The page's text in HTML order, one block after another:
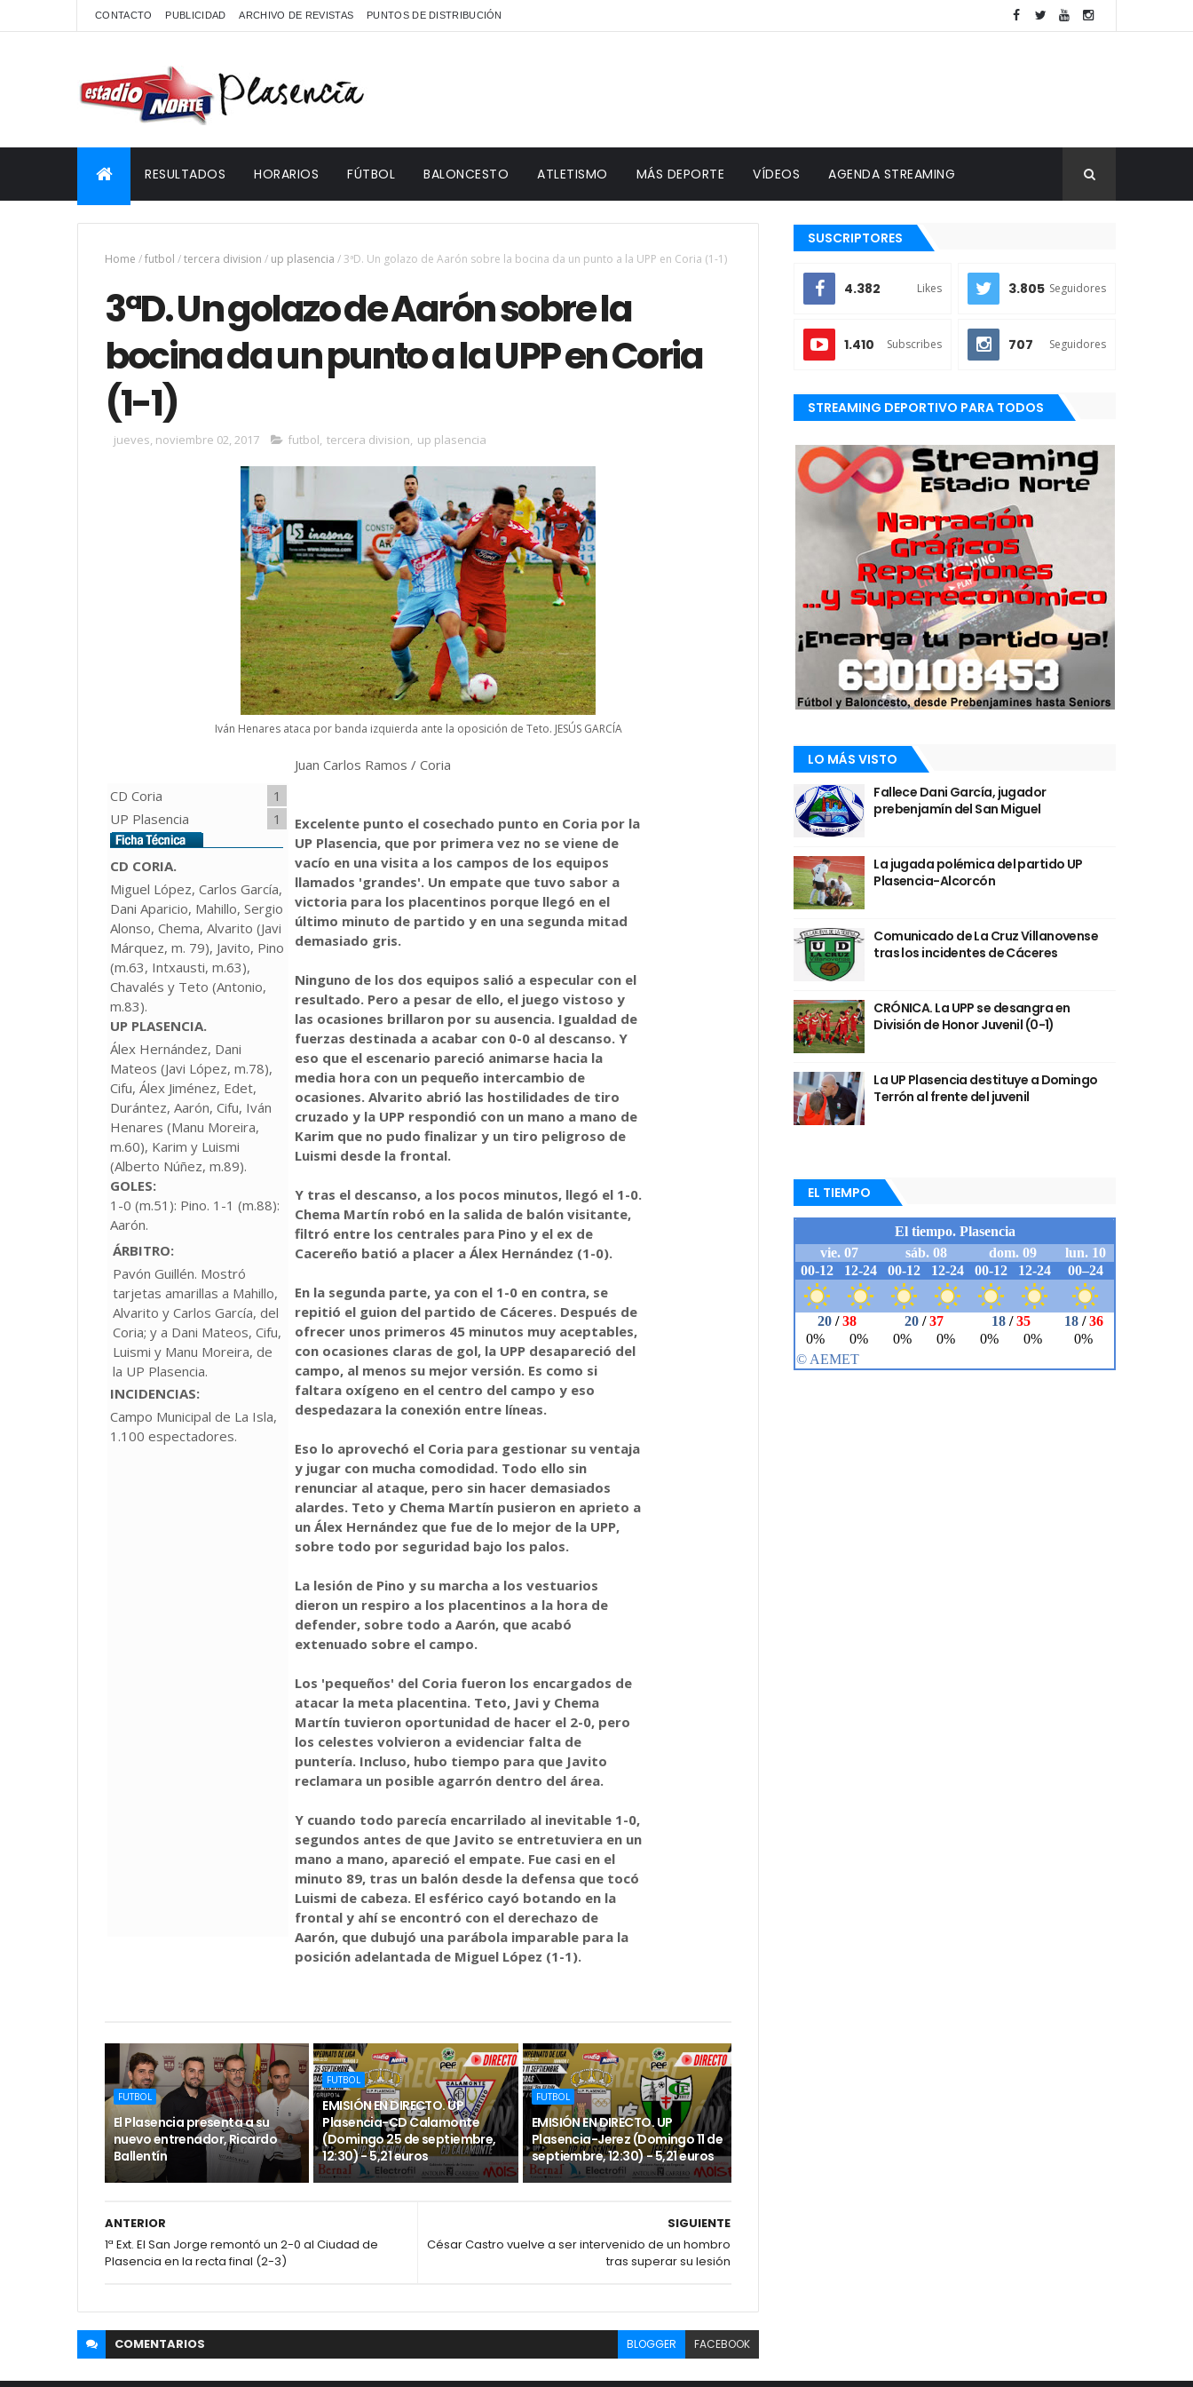
CONTACTO PUBLICIDAD ARCHIVO DE REVISTAS PUNTOS DE DISTRIBUCIÓN
RESULTADOS HORARIOS FÚTBOL BALONCESTO ATLETISMO MÁS DEPORTE VÍDEOS AGENDA STREAMING
Home /futbol /tercera division / up plasencia /3ªD. Un golazo de Aarón sobre la bocina da un punto a la UPP en Coria (1-1)
3ªD. Un golazo de Aarón sobre la
bocina da un punto a la UPP en Coria
(1-1)
jueves, noviembre 02, 2017 futbol, tercera division, up plasencia
Iván Henares ataca por banda izquierda ante la oposición de Teto. JESÚS GARCÍA
CD Coria
1
UP Plasencia
1
CD CORIA.
Miguel López, Carlos García,
Dani Aparicio, Mahillo, Sergio
Alonso, Chema, Alvarito (Javi
Márquez, m. 79), Javito, Pino
(m.63, Intxausti, m.63),
Chavalés y Teto (Antonio,
m.83).
UP PLASENCIA.
Álex Hernández, Dani
Mateos (Javi López, m.78),
Cifu, Álex Jiménez, Edet,
Durántez, Aarón, Cifu, Iván
Henares (Manu Moreira,
m.60), Karim y Luismi
(Alberto Núñez, m.89).
GOLES:
1-0 (m.51): Pino. 1-1 (m.88):
Aarón.
ÁRBITRO:
Pavón Guillén. Mostró
tarjetas amarillas a Mahillo,
Alvarito y Carlos García, del
Coria; y a Dani Mateos, Cifu,
Luismi y Manu Moreira, de
la UP Plasencia.
INCIDENCIAS:
Campo Municipal de La Isla,
1.100 espectadores.
Juan Carlos Ramos / Coria
Excelente punto el cosechado punto en Coria por la
UP Plasencia, que por primera vez no se viene de
vacío en una visita a los campos de los equipos
llamados 'grandes'. Un empate que tuvo sabor a
victoria para los placentinos porque llegó en el
último minuto de partido y en una segunda mitad
demasiado gris.
Ninguno de los dos equipos salió a especular con el
resultado. Pero a pesar de ello, el juego vistoso y
las ocasiones brillaron por su ausencia. Igualdad de
fuerzas destinada a acabar con 0-0 al descanso. Y
eso que el escenario pareció animarse hacia la
media hora con un pequeño intercambio de
ocasiones. Alvarito abrió las hostilidades de tiro
cruzado y la UPP respondió con un mano a mano de
Karim que no pudo finalizar y un tiro peligroso de
Luismi desde la frontal.
Y tras el descanso, a los pocos minutos, llegó el 1-0.
Chema Martín robó en la salida de balón visitante,
filtró entre los centrales para Pino y el ex de
Cacereño batió a placer a Álex Hernández (1-0).
En la segunda parte, ya con el 1-0 en contra, se
repitió el guion del partido de Cáceres. Después de
ofrecer unos primeros 45 minutos muy aceptables,
con ocasiones claras de gol, la UPP desapareció del
campo, al menos su mejor versión. Es como si
faltara oxígeno en el centro del campo y eso
despedazara la conexión entre líneas.
Eso lo aprovechó el Coria para gestionar su ventaja
y jugar con mucha comodidad. Todo ello sin
renunciar al ataque, pero sin hacer demasiados
alardes. Teto y Chema Martín pusieron en aprieto a
un Álex Hernández que fue de lo mejor de la UPP,
sobre todo por seguridad bajo los palos.
La lesión de Pino y su marcha a los vestuarios
dieron un respiro a los placentinos a la hora de
defender, sobre todo a Aarón, que acabó
extenuado sobre el campo.
Los 'pequeños' del Coria fueron los encargados de
atacar la meta placentina. Teto, Javi y Chema
Martín tuvieron oportunidad de hacer el 2-0, pero
los celestes volvieron a evidenciar falta de
puntería. Incluso, hubo tiempo para que Javito
reclamara un posible agarrón dentro del área.
Y cuando todo parecía encarrilado al inevitable 1-0,
segundos antes de que Javito se entretuviera en un
mano a mano, apareció el empate. Fue casi en el
minuto 89, tras un balón desde la defensa que tocó
Luismi de cabeza. El esférico cayó botando en la
frontal y ahí se encontró con el derechazo de
Aarón, que dubujó una parábola imparable para la
posición adelantada de Miguel López (1-1).
FUTBOL
El Plasencia presenta a su
nuevo entrenador, Ricardo
Ballentín
FUTBOL
EMISIÓN EN DIRECTO. UP
Plasencia-CD Calamonte
(Domingo 25 de septiembre,
12:30) - 5,21 euros
FUTBOL
EMISIÓN EN DIRECTO. UP
Plasencia-Jerez (Domingo 11 de
septiembre, 12:30) - 5,21 euros
SIGUIENTE
César Castro vuelve a ser intervenido de un hombro
tras superar su lesión
ANTERIOR
1ª Ext. El San Jorge remontó un 2-0 al Ciudad de
Plasencia en la recta final (2-3)
COMENTARIOS BLOGGER FACEBOOK
SUSCRIPTORES
4.382 Likes 3.805 Seguidores
1.410 Subscribes 707 Seguidores
STREAMING DEPORTIVO PARA TODOS
LO MÁS VISTO
Fallece Dani García, jugador
prebenjamín del San Miguel
La jugada polémica del partido UP
Plasencia-Alcorcón
Comunicado de La Cruz Villanovense
tras los incidentes de Cáceres
CRÓNICA. La UPP se desangra en
División de Honor Juvenil (0-1)
La UP Plasencia destituye a Domingo
Terrón al frente del juvenil
EL TIEMPO